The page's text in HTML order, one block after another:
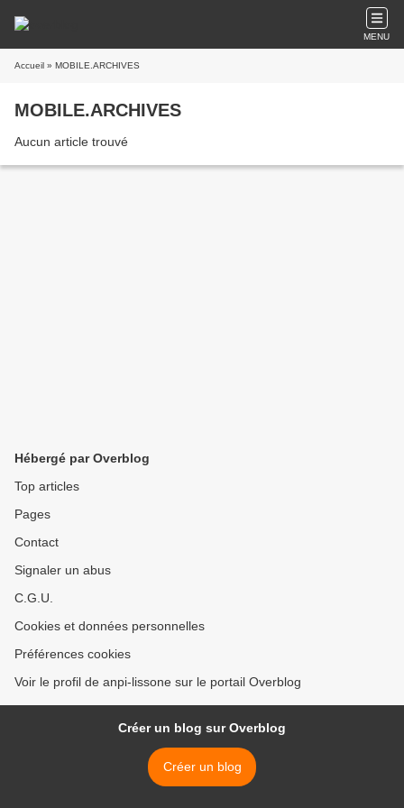
MENU
Accueil » MOBILE.ARCHIVES
MOBILE.ARCHIVES
Aucun article trouvé
Hébergé par Overblog
Top articles
Pages
Contact
Signaler un abus
C.G.U.
Cookies et données personnelles
Préférences cookies
Voir le profil de anpi-lissone sur le portail Overblog
Créer un blog sur Overblog
Créer un blog